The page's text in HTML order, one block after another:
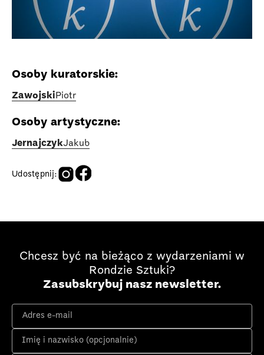
Osoby kuratorskie:
Zawojski Piotr
Osoby artystyczne:
JernajczykJakub
Udostępnij:
Chcesz być na bieżąco z wydarzeniami w
Rondzie Sztuki?
Zasubskrybuj nasz newsletter.